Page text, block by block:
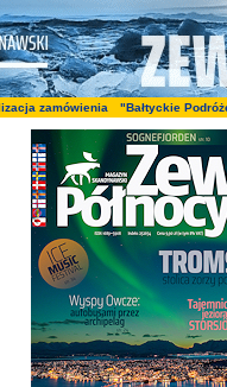
zamówienia "Bałtyckie